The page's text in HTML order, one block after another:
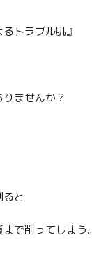
トラブル肌』
ませんか？
と
で削ってしまう。